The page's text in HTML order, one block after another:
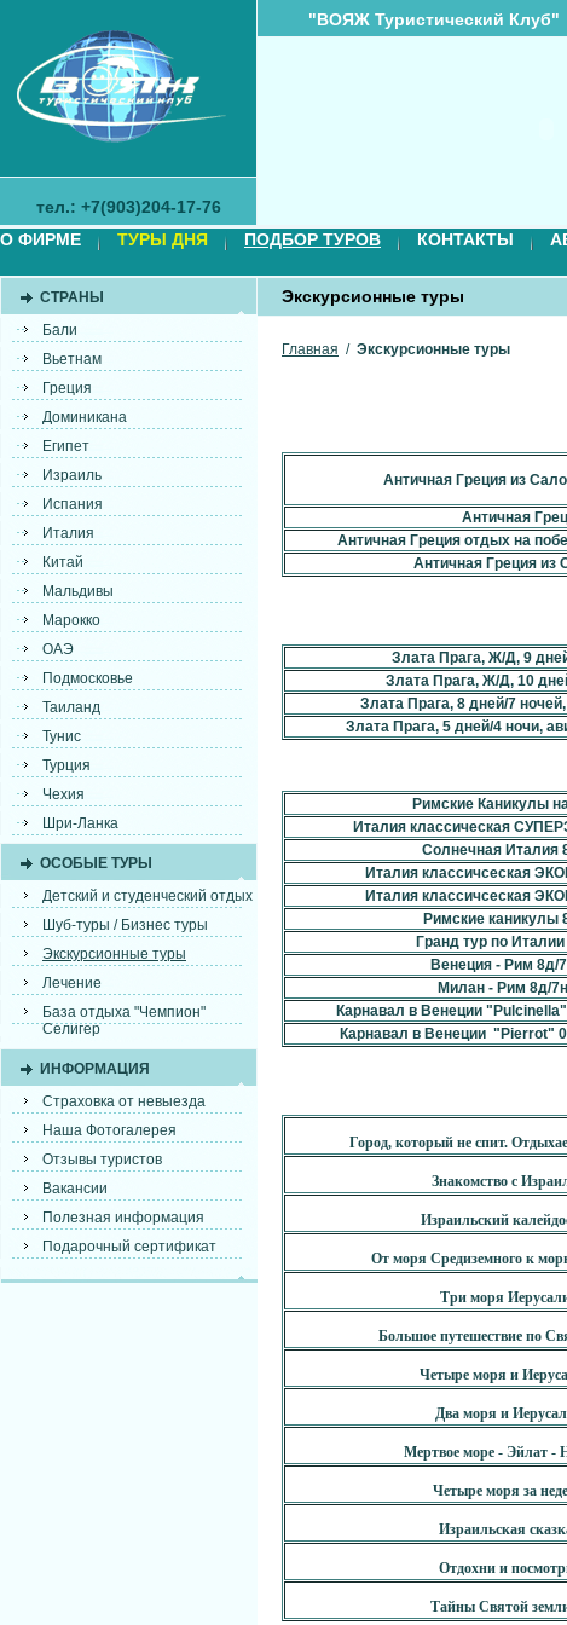
тел.: +7(903)204-17-76
"ВОЯЖ Туристический Клуб"
О ФИРМЕ ТУРЫ ДНЯ ПОДБОР ТУРОВ КОНТАКТЫ
СТРАНЫ
Бали
Вьетнам
Греция
Доминикана
Египет
Израиль
Испания
Италия
Китай
Мальдивы
Марокко
ОАЭ
Подмосковье
Таиланд
Тунис
Турция
Чехия
Шри-Ланка
ОСОБЫЕ ТУРЫ
Детский и студенческий отдых
Шуб-туры / Бизнес туры
Экскурсионные туры
Лечение
База отдыха "Чемпион"
Селигер
ИНФОРМАЦИЯ
Страховка от невыезда
Наша Фотогалерея
Отзывы туристов
Вакансии
Полезная информация
Подарочный сертификат
Экскурсионные туры
Главная / Экскурсионные туры
Античная Греция из
Античная
Античная Греция отдых на
Античная Греция из
Злата Прага, Ж/Д, 9
Злата Прага, Ж/Д, 10
Злата Прага, 8 дней/7
Злата Прага, 5 дней/4 ночи,
Римские Каникулы
Италия классическая
Солнечная Италия
Италия классичсеская
Италия классичсеская
Римские каникулы
Гранд тур по
Венеция - Рим 8д/
Милан - Рим 8д/
Карнавал в Венеции "Pulcinella"
Карнавал в Венеции "Pierrot"
Город, который не спит.
Знакомство с
Израильский
От моря Средиземного к
Три моря
Большое путешествие по
Четыре моря и
Два моря и
Мертвое море - Эйлат -
Четыре моря за
Израильская
Отдохни и
Тайны Святой